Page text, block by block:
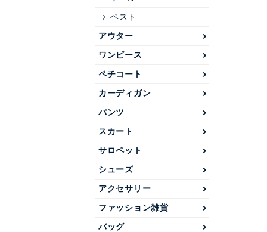
ベスト
アウター
ワンピース
ペチコート
カーディガン
パンツ
スカート
サロペット
シューズ
アクセサリー
ファッション雑貨
バッグ